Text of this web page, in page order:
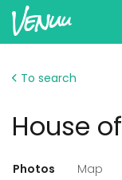
To search
House
Photos Map